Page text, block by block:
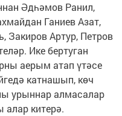
Әдһәмов Ранил,
Ганиев Азат,
Закиров Артур, Петров
Ике бертуган
аерым атап үтәсе
катнашып, көч
урыннар алмасалар
алар китерә.